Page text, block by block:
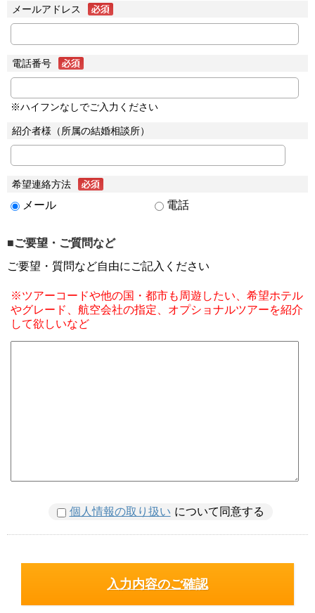
メールアドレス
電話番号
※ハイフンなしでご入力ください
紹介者様（所属の結婚相談所）
希望連絡方法
メール 電話
■ご要望・ご質問など
ご要望・質問など自由にご記入ください
※ツアーコードや他の国・都市も周遊したい、希望ホテル
やグレード、航空会社の指定、オプショナルツアーを紹介
して欲しいなど
個人情報の取り扱い について同意する